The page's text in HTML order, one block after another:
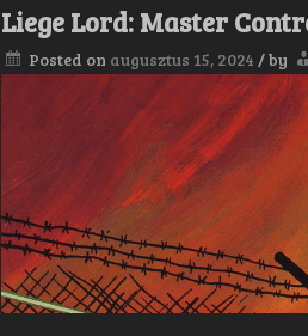
an
–
stadion
Liege Lord: Master
Posted on augusztus 15, 2024 /by